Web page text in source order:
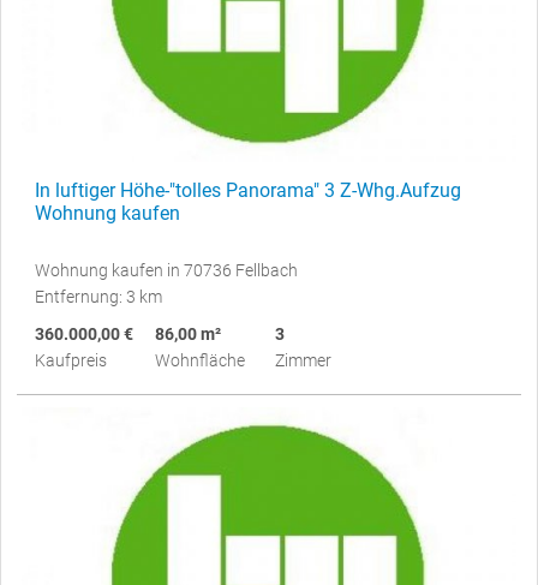
In luftiger Höhe-"tolles Panorama" 3 Z-Whg.Aufzug
Wohnung kaufen
Wohnung kaufen in 70736 Fellbach
Entfernung: 3 km
360.000,00 €
Kaufpreis
86,00 m²
Wohnfläche
3
Zimmer